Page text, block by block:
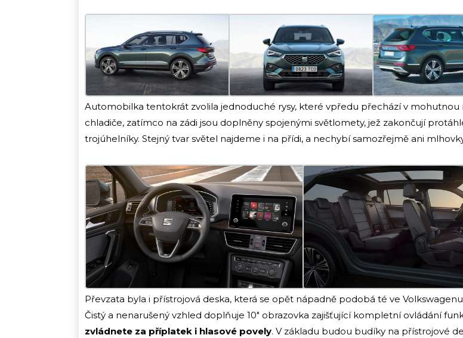
Automobilka tentokrát zvolila jednoduché rysy, které vpředu přechází v mohutnou
chladiče, zatímco na zádi jsou doplněny spojenými světlomety, jež zakončují
trojúhelníky. Stejný tvar světel najdeme i na přídi, a nechybí samozřejmě ani
Převzata byla i přístrojová deska, která se opět nápadně podobá té ve
Čistý a nenarušený vzhled doplňuje 10″ obrazovka zajišťující kompletní ovládání
zvládnete za příplatek i hlasové povely. V základu budou budíky na přístrojové